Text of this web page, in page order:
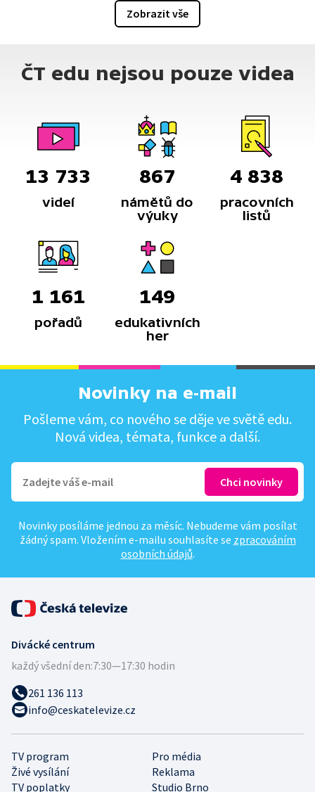
Zobrazit vše
ČT edu nejsou pouze videa
13 733
videí
867
námětů do
výuky
4 838
pracovních
listů
1 161
pořadů
149
edukativních
her
Novinky na e-mail
Pošleme vám, co nového se děje ve světě edu.
Nová videa, témata, funkce a další.
Novinky posíláme jednou za měsíc. Nebudeme vám posílat
žádný spam. Vložením e-mailu souhlasíte se zpracováním
osobních údajů.